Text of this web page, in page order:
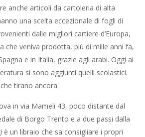
anche articoli da cartoleria di alta
una scelta eccezionale di fogli di
dalle migliori cartiere d’Europa,
che veniva prodotta, più di mille anni fa,
e in Italia, grazie agli arabi. Oggi ai
si sono aggiunti quelli scolastici.
tirano ancora.
in via Mameli 43, poco distante dal
di Borgo Trento e a due passi dalla
è un libraio che sa consigliare i propri